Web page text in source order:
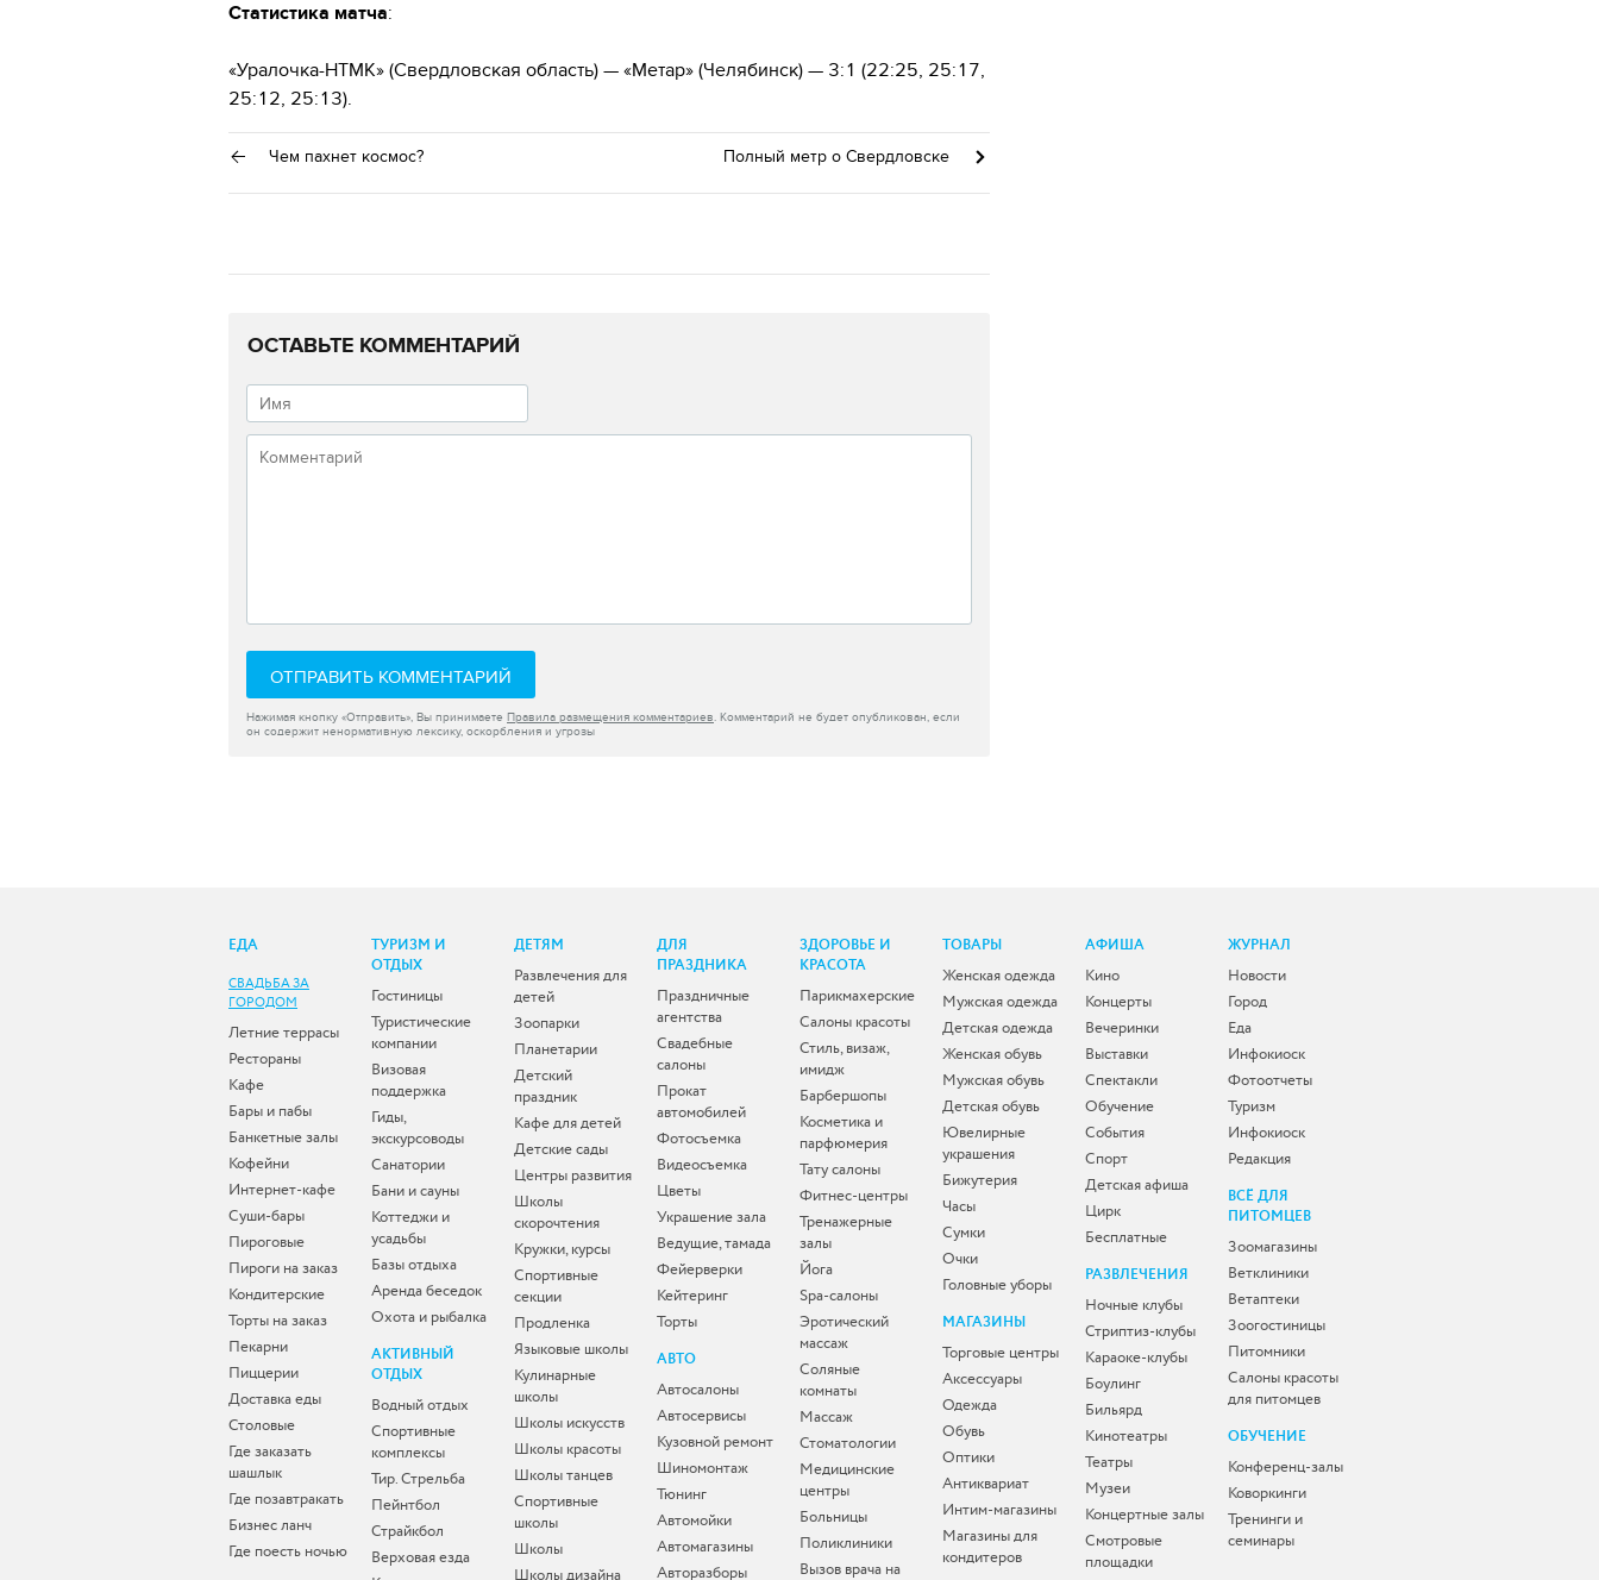
Статистика матча:
«Уралочка-НТМК» (Свердловская область) — «Метар» (Челябинск) — 3:1 (22:25, 25:17,
25:12, 25:13).
Чем пахнет космос? Полный метр о Свердловске
ОСТАВЬТЕ КОММЕНТАРИЙ
ОТПРАВИТЬ КОММЕНТАРИЙ
Нажимая кнопку «Отправить», Вы принимаете Правила размещения комментариев. Комментарий не будет опубликован, если
он содержит ненормативную лексику, оскорбления и угрозы
ЕДА
СВАДЬБА ЗА
ГОРОДОМ
Летние террасы
Рестораны
Кафе
Бары и пабы
Банкетные залы
Кофейни
Интернет-кафе
Суши-бары
Пироговые
Пироги на заказ
Кондитерские
Торты на заказ
Пекарни
Пиццерии
Доставка еды
Столовые
Где заказать
шашлык
Где позавтракать
Бизнес ланч
Где поесть ночью
ТУРИЗМ И
ОТДЫХ
Гостиницы
Туристические
компании
Визовая
поддержка
Гиды,
экскурсоводы
Санатории
Бани и сауны
Коттеджи и
усадьбы
Базы отдыха
Аренда беседок
Охота и рыбалка
АКТИВНЫЙ
ОТДЫХ
Водный отдых
Спортивные
комплексы
Тир. Стрельба
Пейнтбол
Страйкбол
Верховая езда
ДЕТЯМ
Развлечения для
детей
Зоопарки
Планетарии
Детский
праздник
Кафе для детей
Детские сады
Центры развития
Школы
скорочтения
Кружки, курсы
Спортивные
секции
Продленка
Языковые школы
Кулинарные
школы
Школы искусств
Школы красоты
Школы танцев
Спортивные
школы
Школы
Школы дизайна
ДЛЯ
ПРАЗДНИКА
Праздничные
агентства
Свадебные
салоны
Прокат
автомобилей
Фотосъемка
Видеосъемка
Цветы
Украшение зала
Ведущие, тамада
Фейерверки
Кейтеринг
Торты
АВТО
Автосалоны
Автосервисы
Кузовной ремонт
Шиномонтаж
Тюнинг
Автомойки
Автомагазины
Авторазборы
ЗДОРОВЬЕ И
КРАСОТА
Парикмахерские
Салоны красоты
Стиль, визаж,
имидж
Барбершопы
Косметика и
парфюмерия
Тату салоны
Фитнес-центры
Тренажерные
залы
Йога
Spa-салоны
Эротический
массаж
Соляные
комнаты
Массаж
Стоматологии
Медицинские
центры
Больницы
Поликлиники
Вызов врача на
ТОВАРЫ
Женская одежда
Мужская одежда
Детская одежда
Женская обувь
Мужская обувь
Детская обувь
Ювелирные
украшения
Бижутерия
Часы
Сумки
Очки
Головные уборы
МАГАЗИНЫ
Торговые центры
Аксессуары
Одежда
Обувь
Оптики
Антиквариат
Интим-магазины
Магазины для
кондитеров
АФИША
Кино
Концерты
Вечеринки
Выставки
Спектакли
Обучение
События
Спорт
Детская афиша
Цирк
Бесплатные
РАЗВЛЕЧЕНИЯ
Ночные клубы
Стриптиз-клубы
Караоке-клубы
Боулинг
Бильярд
Кинотеатры
Театры
Музеи
Концертные залы
Смотровые
площадки
ЖУРНАЛ
Новости
Город
Еда
Инфокиоск
Фотоотчеты
Туризм
Инфокиоск
Редакция
ВСЁ ДЛЯ
ПИТОМЦЕВ
Зоомагазины
Ветклиники
Ветаптеки
Зоогостиницы
Питомники
Салоны красоты
для питомцев
ОБУЧЕНИЕ
Конференц-залы
Коворкинги
Тренинги и
семинары